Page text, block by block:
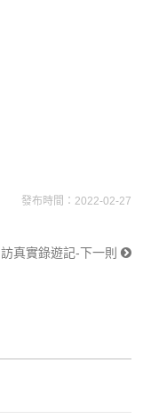
發布時間：2022-02-27
訪真實錄遊記-下一則